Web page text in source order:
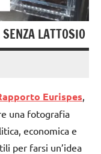
LATTOSIO
Eurispes
una fotografia
economica e
per farsi un’idea